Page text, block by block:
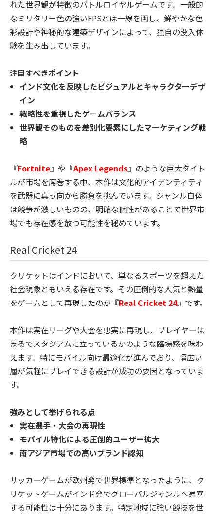
れた世界観が特徴のバトルロイヤルゲームです。一般的
なミリタリー色の強いFPSとは一線を画し、鮮やかな色
彩設計や神秘的な建築デザインによって、独自の没入体
験を生み出しています。
注目すべきポイント
インド文化を反映したビジュアルとキャラクターデザ
イン
戦略性を重視したゲームバランス
世界観そのものを差別化要素にしたマーケティング戦
略
『Fortnite』や『Apex Legends』のような巨大タイト
ルが市場を席巻する中、本作は文化的アイデンティティ
を武器に真っ向から勝負を挑んでいます。ジャンル自体
は競争が激しいものの、明確な個性があることで世界市
場でも存在感を放つ可能性を秘めています。
Real Cricket 24
クリケットはインドにおいて、単なるスポーツを超えた
社会現象ともいえる存在です。その圧倒的な人気と熱量
をゲームとして再現したのが『Real Cricket 24』です。
本作は実在リーグや大会を忠実に再現し、プレイヤーは
まるでスタジアムに立っているかのような臨場感を味わ
えます。特にモバイル向け最適化が進んでおり、幅広い
層が気軽にプレイできる設計が成功の要因となっていま
す。
強みとして挙げられる点
実在選手・大会の再現性
モバイル特化による圧倒的ユーザー拡大
南アジア市場での高いブランド認知
サッカーゲームが欧州発で世界標準となったように、ク
リケットゲームがインド発でグローバルジャンルへ昇華
する可能性は十分にあります。特定地域に強い競技を世